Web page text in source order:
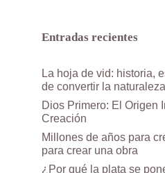
Entradas recientes
La hoja de vid: historia,
de convertir la
Dios Primero: El Origen
Creación
Millones de años para
para crear una obra
¿Por qué la plata se